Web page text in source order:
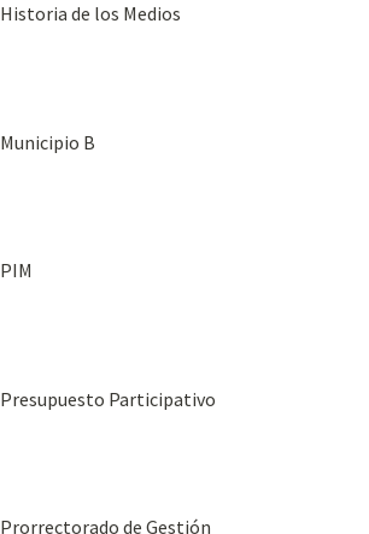
Historia de los Medios
Municipio B
PIM
Presupuesto Participativo
Prorrectorado de Gestión